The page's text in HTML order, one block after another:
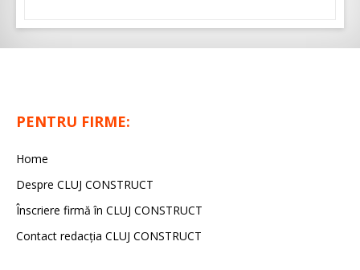
PENTRU FIRME:
Home
Despre CLUJ CONSTRUCT
Înscriere firmă în CLUJ CONSTRUCT
Contact redacția CLUJ CONSTRUCT